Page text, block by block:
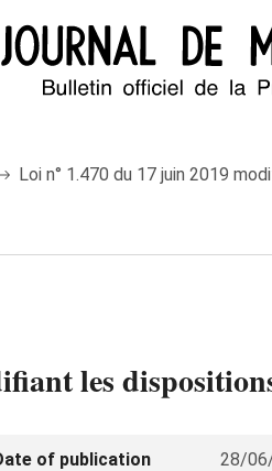
Loi n° 1.470 du 17 juin 2019
les
of publication 28/